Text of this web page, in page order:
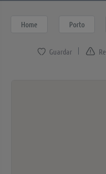
Home Porto